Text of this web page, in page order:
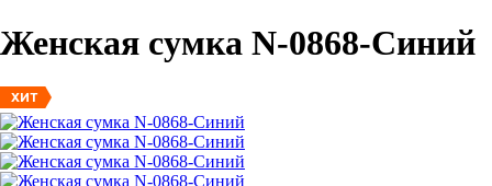
Женская сумка N-0868-Синий
ХИТ